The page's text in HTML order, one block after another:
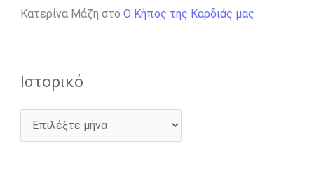
Κατερίνα Μάζη στο Ο Κήπος της Καρδιάς μας
Ιστορικό